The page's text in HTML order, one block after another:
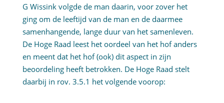
G Wissink volgde de man daarin, voor zover het
ging om de leeftijd van de man en de daarmee
samenhangende, lange duur van het samenleven.
De Hoge Raad leest het oordeel van het hof anders
en meent dat het hof (ook) dit aspect in zijn
beoordeling heeft betrokken. De Hoge Raad stelt
daarbij in rov. 3.5.1 het volgende voorop: